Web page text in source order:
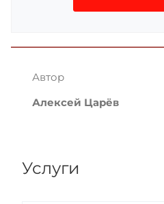
Автор
Алексей Царёв
Услуги